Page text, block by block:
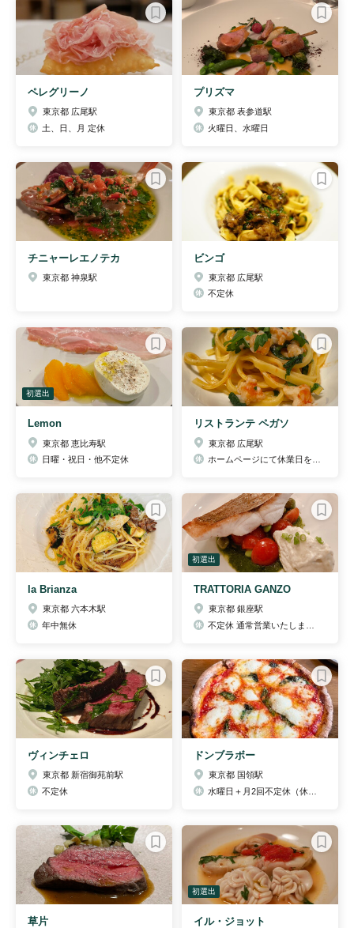
ペレグリーノ
東京都 広尾駅
土、日、月 定休
プリズマ
東京都 表参道駅
火曜日、水曜日
チニャーレエノテカ
東京都 神泉駅
ビンゴ
東京都 広尾駅
不定休
初選出
Lemon
東京都 恵比寿駅
日曜・祝日・他不定休
リストランテ ペガソ
東京都 広尾駅
la Brianza
東京都 六本木駅
年中無休
初選出
TRATTORIA GANZO
東京都 銀座駅
ヴィンチェロ
東京都 新宿御苑前駅
不定休
ドンブラボー
東京都 国領駅
草片
初選出
イル・ジョット